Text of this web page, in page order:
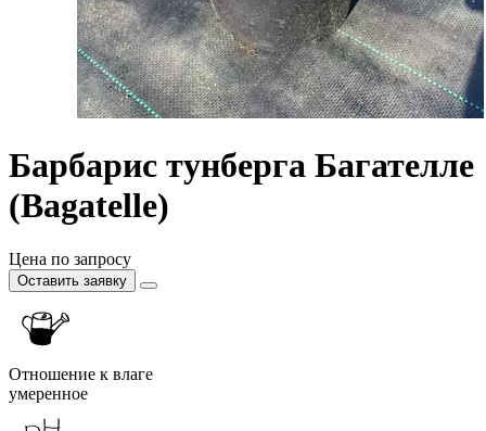
Барбарис тунберга Багателле
(Bagatelle)
Цена по запросу
Оставить заявку
Отношение к влаге
умеренное